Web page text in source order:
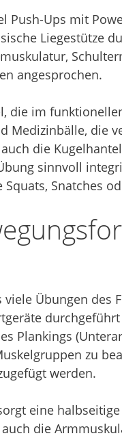
Push-Ups mit
Liegestütze
angesprochen.
die im
Medizinbälle, die
die
sinnvoll
Snatches
Übungen des
Plankings
zu
werden.
eine
die